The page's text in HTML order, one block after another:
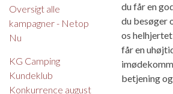
Oversigt alle
kampagner - Netop
Nu
KG Camping
Kundeklub
Konkurrence august
du får en
du besøger
os
får en
betjening